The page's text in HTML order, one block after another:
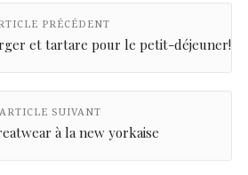
PRÉCÉDENT
et tartare pour le petit-déjeuner!
ARTICLE SUIVANT
à la new yorkaise